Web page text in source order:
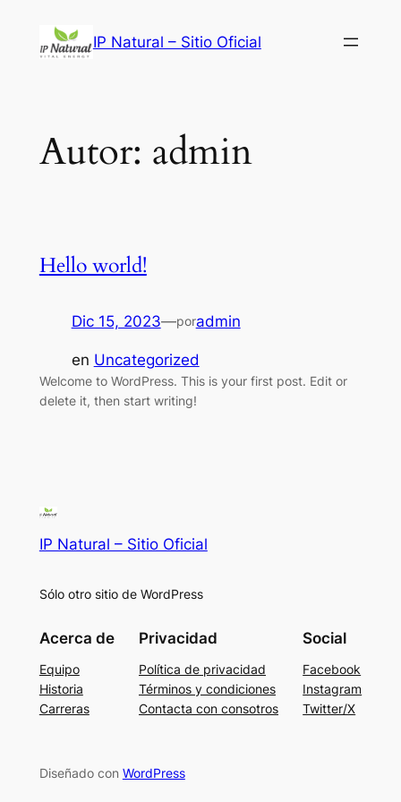
IP Natural – Sitio Oficial
Autor: admin
Hello world!
Dic 15, 2023—poradmin
en Uncategorized
Welcome to WordPress. This is your first post. Edit or
delete it, then start writing!
IP Natural – Sitio Oficial
Sólo otro sitio de WordPress
Acerca de
Equipo
Historia
Carreras
Privacidad
Política de privacidad
Términos y condiciones
Contacta con consotros
Social
Facebook
Instagram
Twitter/X
Diseñado con WordPress